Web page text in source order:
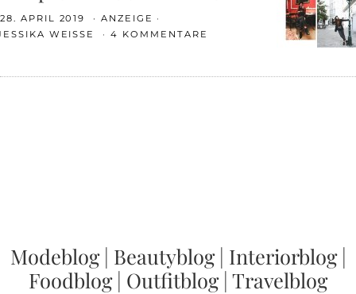
28. APRIL 2019
ANZEIGE
WEISSE
4 KOMMENTARE
Modeblog| Beautyblog| Interiorblog|
Foodblog| Outfitblog| Travelblog